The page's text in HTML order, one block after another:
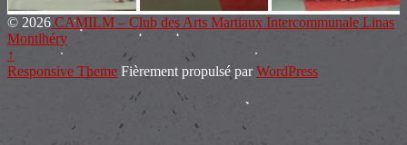
© 2026 CAMILM – Club des Arts Martiaux Intercommunale Linas
Montlhéry
↑
Responsive Theme Fièrement propulsé parWordPress